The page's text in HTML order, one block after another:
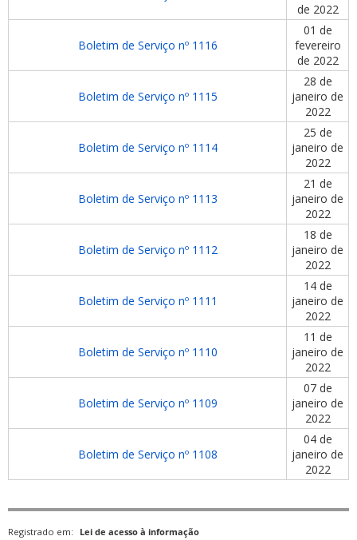
de 2022
Boletim de Serviço nº 1116
01 de
fevereiro
de 2022
Boletim de Serviço nº 1115
28 de
janeiro de
2022
Boletim de Serviço nº 1114
25 de
janeiro de
2022
Boletim de Serviço nº 1113
21 de
janeiro de
2022
Boletim de Serviço nº 1112
18 de
janeiro de
2022
Boletim de Serviço nº 1111
14 de
janeiro de
2022
Boletim de Serviço nº 1110
11 de
janeiro de
2022
Boletim de Serviço nº 1109
07 de
janeiro de
2022
Boletim de Serviço nº 1108
04 de
janeiro de
2022
Registrado em: Lei de acesso à informação